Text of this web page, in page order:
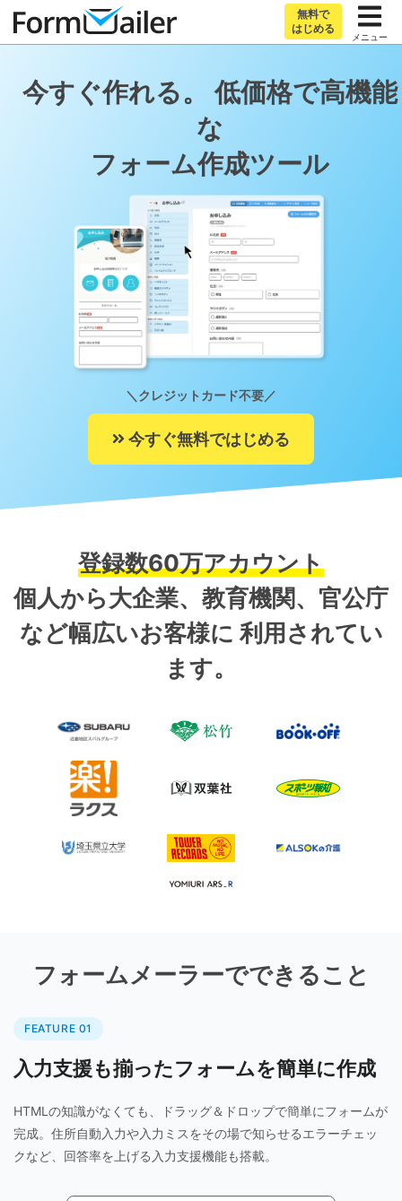
無料で
はじめる
メニュー
今すぐ作れる。低価格で高機能
な
フォーム作成ツール
＼クレジットカード不要／
今すぐ無料ではじめる
登録数60万アカウント
個人から大企業、教育機関、官公庁
など幅広いお客様に利用されてい
ます。
フォームメーラーでできること
FEATURE 01
入力支援も揃ったフォームを簡単に作成
HTMLの知識がなくても、ドラッグ＆ドロップで簡単にフォームが
完成。住所自動入力や入力ミスをその場で知らせるエラーチェッ
クなど、回答率を上げる入力支援機能も搭載。